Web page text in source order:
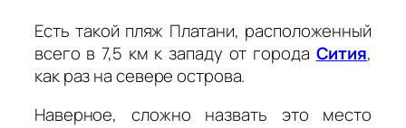
Есть такой пляж Платани, расположенный
всего в 7,5 км к западу от города Сития,
как раз на севере острова.
Наверное, сложно назвать это место